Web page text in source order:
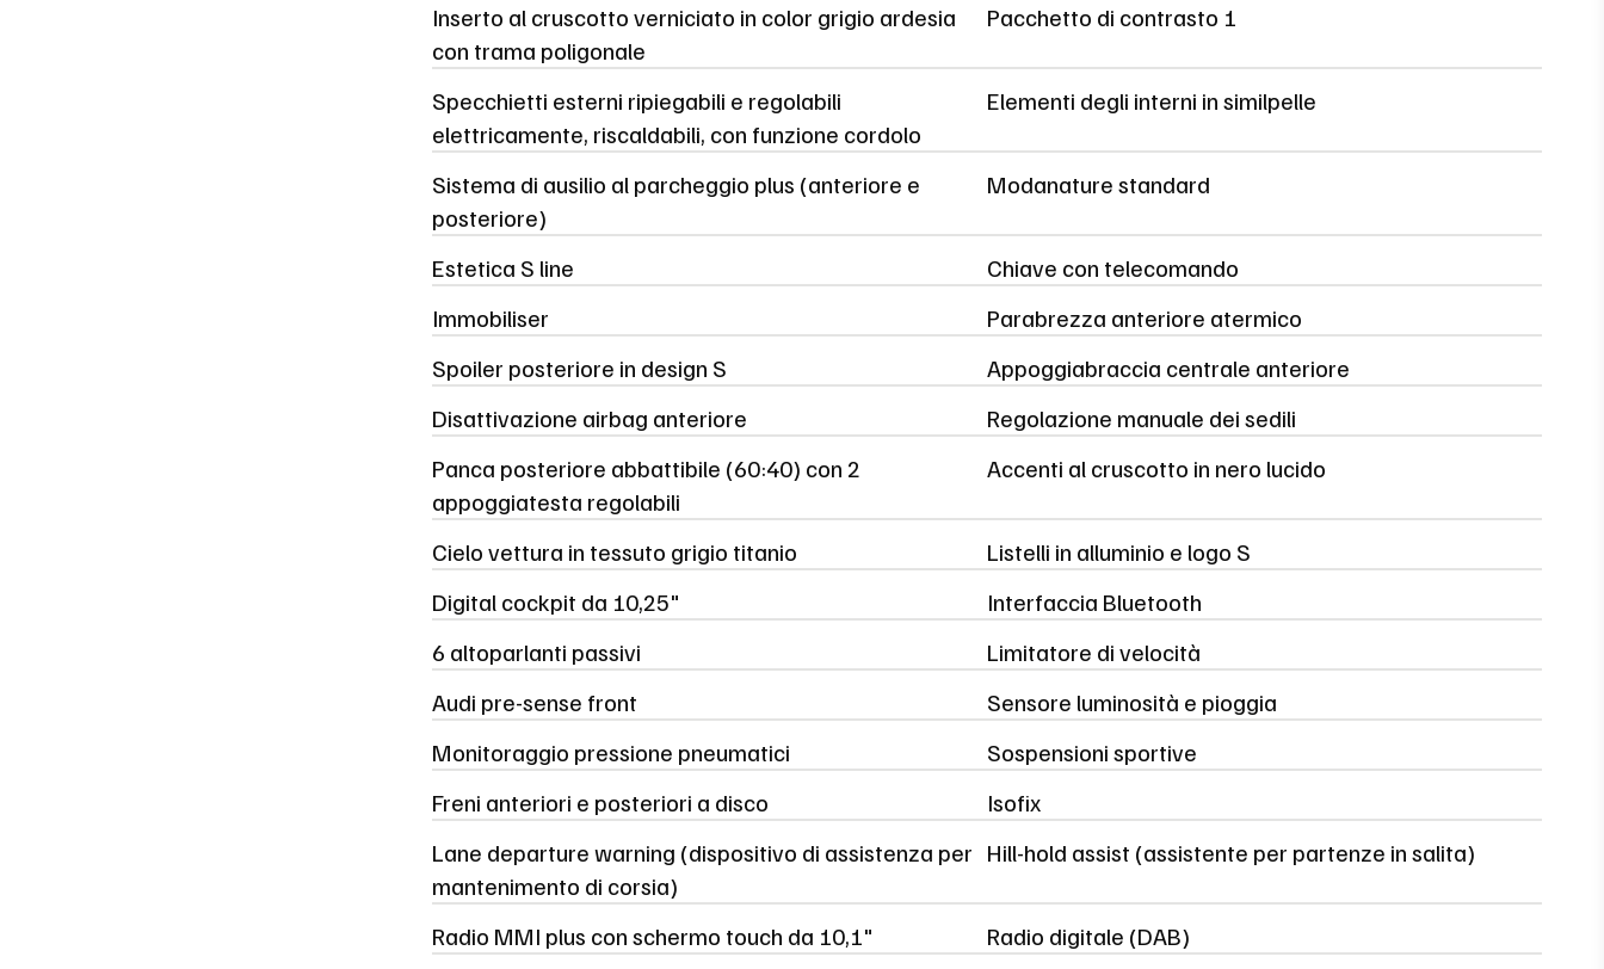
Inserto al cruscotto verniciato in color grigio ardesia
con trama poligonale
Pacchetto di contrasto 1
Specchietti esterni ripiegabili e regolabili
elettricamente, riscaldabili, con funzione cordolo
Elementi degli interni in similpelle
Sistema di ausilio al parcheggio plus (anteriore e
posteriore)
Modanature standard
Estetica S line
Chiave con telecomando
Immobiliser
Parabrezza anteriore atermico
Spoiler posteriore in design S
Appoggiabraccia centrale anteriore
Disattivazione airbag anteriore
Regolazione manuale dei sedili
Panca posteriore abbattibile (60:40) con 2
appoggiatesta regolabili
Accenti al cruscotto in nero lucido
Cielo vettura in tessuto grigio titanio
Listelli in alluminio e logo S
Digital cockpit da 10,25"
Interfaccia Bluetooth
6 altoparlanti passivi
Limitatore di velocità
Audi pre-sense front
Sensore luminosità e pioggia
Monitoraggio pressione pneumatici
Sospensioni sportive
Freni anteriori e posteriori a disco
Isofix
Lane departure warning (dispositivo di assistenza per
mantenimento di corsia)
Hill-hold assist (assistente per partenze in salita)
Radio MMI plus con schermo touch da 10,1"
Radio digitale (DAB)